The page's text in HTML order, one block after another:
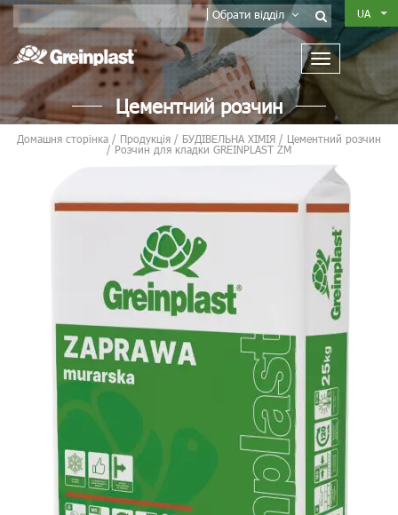
Обрати відділ UA
Цементний розчин
Домашня сторінка / Продукція / БУДІВЕЛЬНА ХІМІЯ / Цементний розчин
/Розчин для кладки GREINPLAST ZM